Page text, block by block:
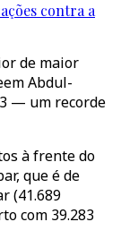
contra a
de maior
Abdul-
— um recorde
à frente do
que é de
(41.689
com 39.283